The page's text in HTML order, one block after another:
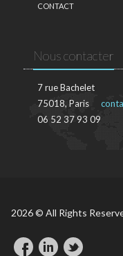
CONTACT
Nous contacter
7 rue Bachelet
75018, Paris
06 52 37 93 09
2026 © All Rights